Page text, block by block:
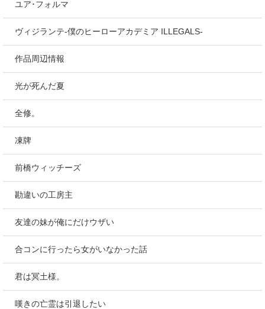
ユア･フォルマ
ヴィジランテ-僕のヒーローアカデミア ILLEGALS-
作品周辺情報
光が死んだ夏
全修。
凍牌
前橋ウィッチーズ
勘違いの工房主
友達の妹が俺にだけウザい
合コンに行ったら女がいなかった話
君は冥土様。
嘆きの亡霊は引退したい